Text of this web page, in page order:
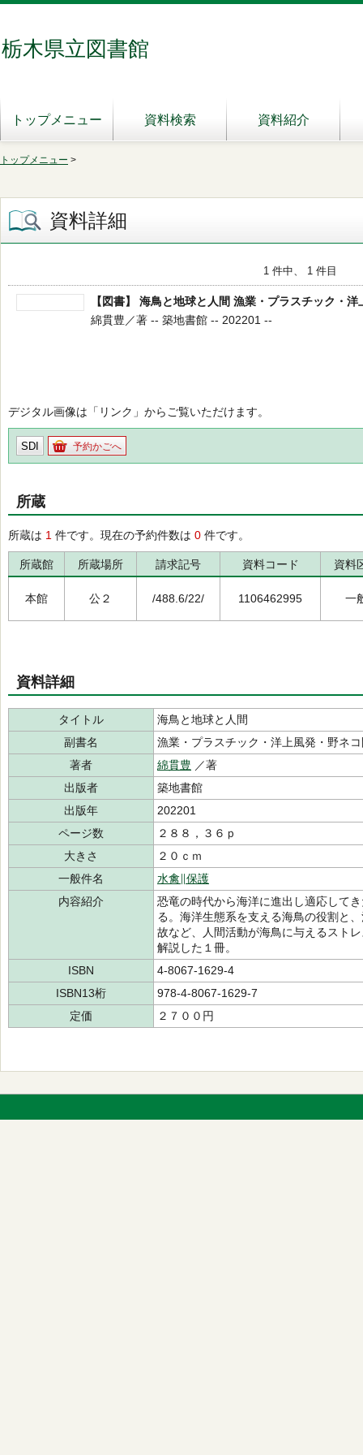
栃木県立図書館
トップメニュー 資料検索 資料紹介
トップメニュー >
資料詳細
1 件中、 1 件目
【図書】 海鳥と地球と人間 漁業・プラスチック・
綿貫豊／著 -- 築地書館 -- 202201 --
デジタル画像は「リンク」からご覧いただけます。
SDI 予約かごへ
所蔵
所蔵は 1 件です。現在の予約件数は 0 件です。
所蔵館 所蔵場所 請求記号 資料コード 資料
本館 公２ /488.6/22/ 1106462995 一
資料詳細
タイトル
海鳥と地球と人間
副書名
漁業・プラスチック・洋上風発・野ネ
著者
綿貫豊 ／著
出版者
築地書館
出版年
202201
ページ数
２８８，３６ｐ
大きさ
２０ｃｍ
一般件名
水禽∥保護
内容紹介
恐竜の時代から海洋に進出し適応して
る。海洋生態系を支える海鳥の役割と
故など、人間活動が海鳥に与えるスト
解説した１冊。
ISBN
4-8067-1629-4
ISBN13桁
978-4-8067-1629-7
定価
２７００円